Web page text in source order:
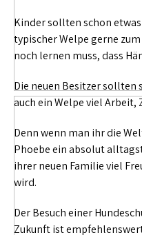
Kinder sollten schon
typischer Welpe gerne
noch lernen muss, dass
Die neuen Besitzer sollten
auch ein Welpe viel
Denn wenn man ihr die
Phoebe ein absolut
ihrer neuen Familie viel
wird.
Der Besuch einer
Zukunft ist